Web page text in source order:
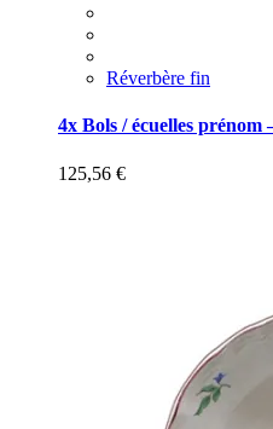
Réverbère fin
4x Bols / écuelles prénom
125,56 €